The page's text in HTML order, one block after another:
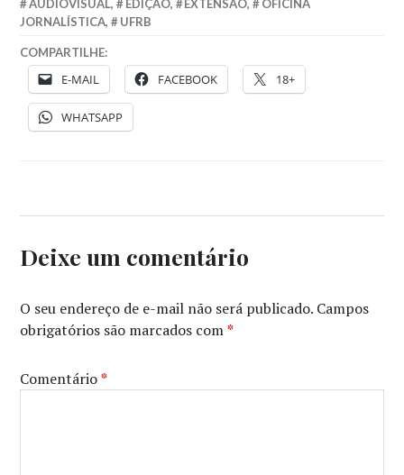
AUDIOVISUAL, EDIÇÃO, EXTENSÃO,
OFICINA
JORNALÍSTICA, UFRB
COMPARTILHE:
E-MAIL FACEBOOK 18+
WHATSAPP
Deixe um comentário
O seu endereço de e-mail não será publicado. Campos
obrigatórios são marcados com*
Comentário*